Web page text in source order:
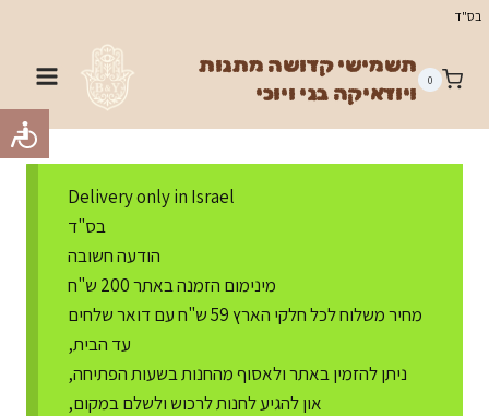
Skip
content
בס"ד
0
תשמישי קדושה מתנות
ויודאיקה בני ויוכי
Delivery only in Israel
בס"ד
הודעה חשובה
מינימום הזמנה באתר 200 ש"ח
מחיר משלוח לכל חלקי הארץ 59 ש"ח עם דואר שלחים
עד הבית,
ניתן להזמין באתר ולאסוף מהחנות בשעות הפתיחה,
און להגיע לחנות לרכוש ולשלם במקום,